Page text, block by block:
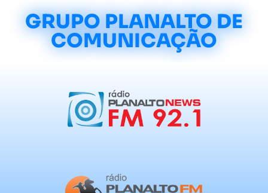
GRUPO PLANALTO DE
COMUNICAÇÃO